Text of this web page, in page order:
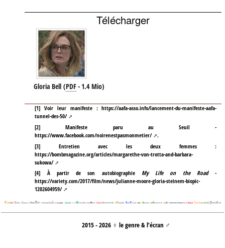
Télécharger
Gloria Bell (PDF-1.4 Mio)
[1]Voir leur manifeste :https://aafa-asso.info/lancement-du-manifeste-aafa-
tunnel-des-50/
[2]Manifeste paru au Seuil -
https://www.facebook.com/noirenestpasmonmetier/
.
[3] Entretien avec les deux femmes :
https://bombmagazine.org/articles/margarethe-von-trotta-and-barbara-
sukowa/
[4] À partir de son autobiographie My Life on the Road-
https://variety.com/2017/film/news/julianne-moore-gloria-steinem-biopic-
1202604959/
2015 - 2026 ♀ le genre & l’écran ♂